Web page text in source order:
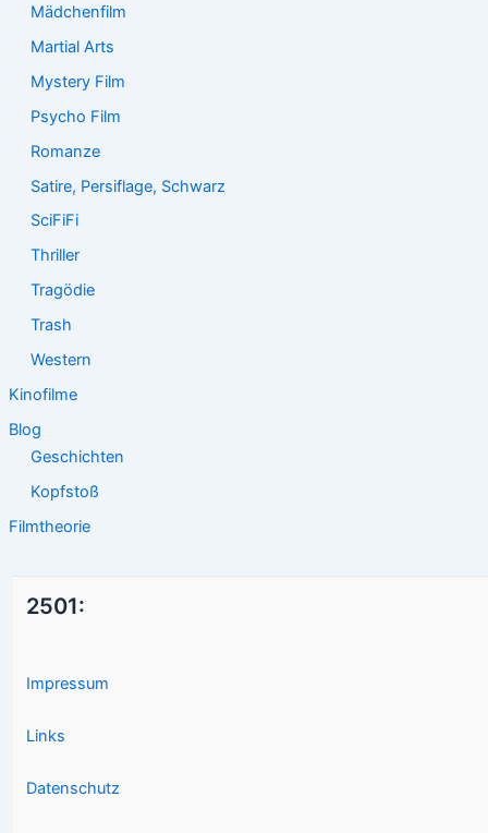
Mädchenfilm
Martial Arts
Mystery Film
Psycho Film
Romanze
Satire, Persiflage, Schwarz
SciFiFi
Thriller
Tragödie
Trash
Western
Kinofilme
Blog
Geschichten
Kopfstoß
Filmtheorie
2501:
Impressum
Links
Datenschutz